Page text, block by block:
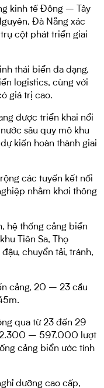
kinh tế Đông – Tây
Đà Nẵng xác
cột phát triển giai
thái biển đa dạng,
logistics, cùng với
giá trị cao.
được triển khai nổi
sâu quy mô khu
kiến hoàn thành giai
các tuyến kết nối
nhằm khơi thông
hệ thống cảng biển
Tiên Sa, Thọ
chuyển tải, tránh,
cảng, 20 – 23 cầu
qua từ 23 đến 29
– 597.000 lượt
cảng biển ước tính
dưỡng cao cấp,